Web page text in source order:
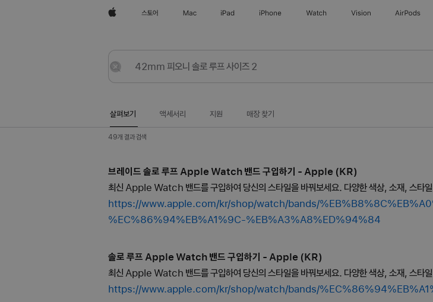
Apple스토어 Mac iPad iPhone Watch Vision AirPods
등록
재설정
살펴보기 액세서리 지원 매장 찾기
49개 결과 검색
브레이드 솔로 루프 Apple Watch 밴드 구입하기 - Apple (KR)
최신 Apple Watch 밴드를 구입하여 당신의 스타일을 바꿔보세요. 다양한 색상, 소재, 스
https://www.apple.com/kr/shop/watch/bands/
%EC%86%94%EB%A1%9C-%EB%A3%A8%ED%94%84
솔로 루프 Apple Watch 밴드 구입하기 - Apple (KR)
최신 Apple Watch 밴드를 구입하여 당신의 스타일을 바꿔보세요. 다양한 색상, 소재, 스
https://www.apple.com/kr/shop/watch/bands/